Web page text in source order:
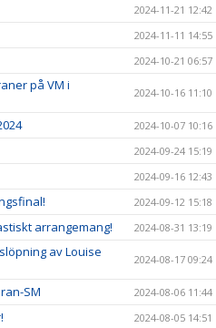
2024-11-21 12:42
2024-11-11 14:55
2024-10-21 06:57
på VM i
2024-10-16 11:10
2024-10-07 10:16
2024-09-24 15:19
2024-09-16 12:43
2024-09-12 15:18
arrangemang! 2024-08-31 13:19
av Louise
2024-08-17 09:24
SM 2024-08-06 11:44
2024-08-05 14:51